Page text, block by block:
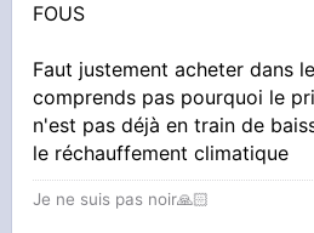
FOUS
Faut justement acheter dans
comprends pas pourquoi le
n'est pas déjà en train de
le réchauffement climatique
Je ne suis pas noir🙏🏻